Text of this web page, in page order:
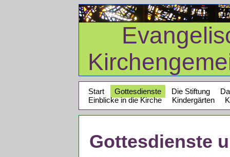
Start Gottesdienste Die Stiftung
Einblicke in die Kirche
Kindergärten
Gottesdienste